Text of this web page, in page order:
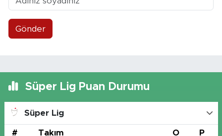
Gönder
Süper Lig Puan Durumu
Süper Lig
# Takım O P